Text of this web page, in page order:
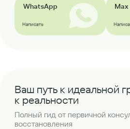
WhatsApp
Написать
Max
Ваш путь к идеальной
к реальности
Полный гид от первичной
восстановления